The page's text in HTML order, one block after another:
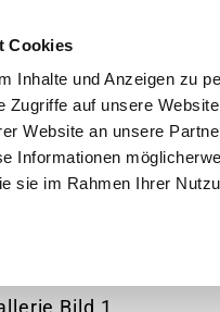
Cookies
Inhalte und Anzeigen zu
Zugriffe auf unsere
Website an unsere
Informationen
sie im Rahmen Ihrer
Garten
L